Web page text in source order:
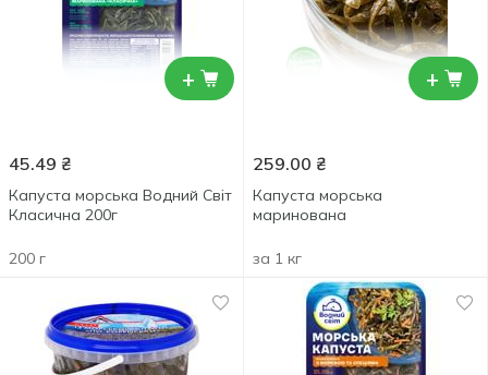
+
45.49 ₴
Капуста морська Водний Світ
Класична 200г
200 г
+
259.00 ₴
Капуста морська
маринована
за 1 кг